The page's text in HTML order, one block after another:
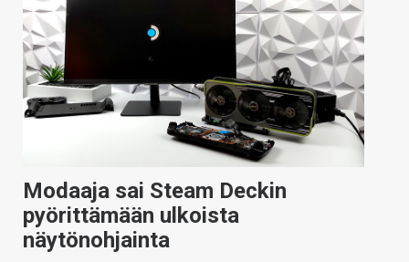
HINTA.FI
KAUPPA
VAIHDA TEEMA
HAKU
Modaaja sai Steam Deckin
pyörittämään ulkoista
näytönohjainta